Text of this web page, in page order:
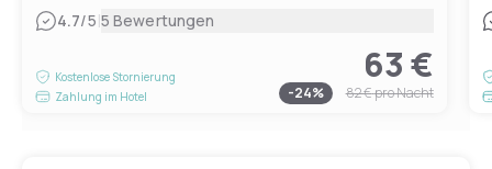
4.7/5|5 Bewertungen
Kostenlose Stornierung
Zahlung im Hotel
63 €
-24% 82 €pro Nacht